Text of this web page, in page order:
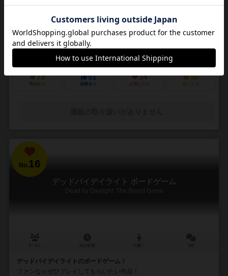
14歳～
悪夢のような街で他の狩人を出し抜いて「血の遺志」を集めろ
ＰＳ４で発売されたフロムソフトウェアのブラッドボーンのカードゲ
ーム化。 かつて栄華を極めた古都ヤーナムでは風土病「獣の病」がは
びこっていた。あなたは「獣の病」の罹患者で...
73
興味あり
51
経験あり
14
お気に入り
50
持ってる
No. 16
デッドバイデイライト ボードゲーム
Dead by Daylight: The Board Game
デッドバイデイライトのボードゲーム！
ファンならぜひプレイしてもらいたい作品！